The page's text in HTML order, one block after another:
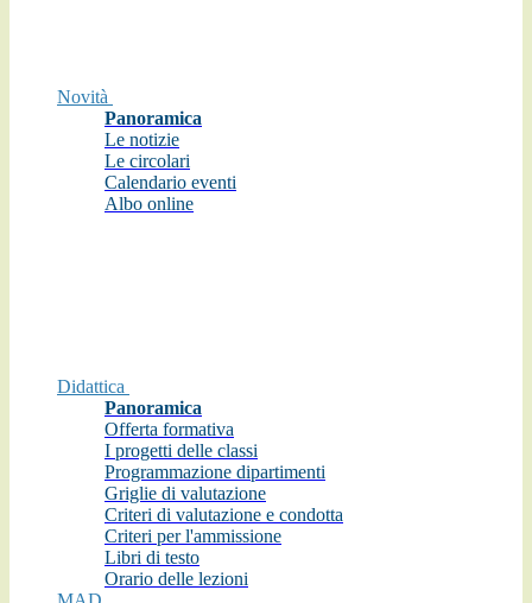
Novità
Panoramica
Le notizie
Le circolari
Calendario eventi
Albo online
Didattica
Panoramica
Offerta formativa
I progetti delle classi
Programmazione dipartimenti
Griglie di valutazione
Criteri di valutazione e condotta
Criteri per l'ammissione
Libri di testo
Orario delle lezioni